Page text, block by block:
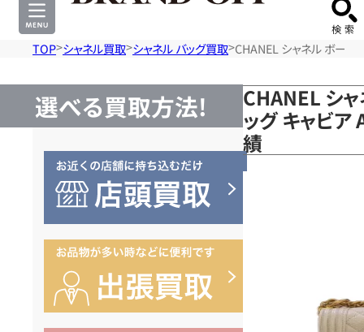
TOP シャネル買取 シャネル バッグ買取 CHANEL シャネル ボー
選べる買取方法!
CHANEL シ
ッグ キャビ
績